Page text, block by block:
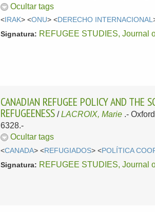
Ocultar tags
< IRAK> <ONU> <DERECHO INTERNACIONAL
Signatura: REFUGEE STUDIES, Journal
CANADIAN REFUGEE POLICY AND THE
REFUGEENESS /LACROIX, Marie .-
6328.-
Ocultar tags
<CANADA> <REFUGIADOS> <POLÍTICA
Signatura: REFUGEE STUDIES, Journal